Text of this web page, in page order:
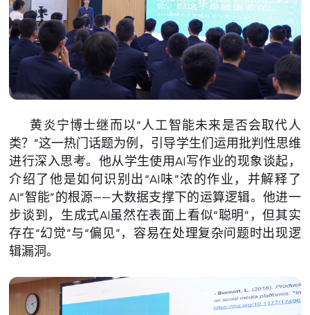
黄炎宁博士继而以“人工智能未来是否会取代人
类？”这一热门话题为例，引导学生们运用批判性思维
进行深入思考。他从学生使用AI写作业的现象谈起，
介绍了他是如何识别出“AI味”浓的作业，并解释了
AI“智能”的根源——大数据支撑下的运算逻辑。他进一
步谈到，生成式AI虽然在表面上看似“聪明”，但其实
存在“幻觉”与“偏见”，容易在处理复杂问题时出现逻
辑漏洞。